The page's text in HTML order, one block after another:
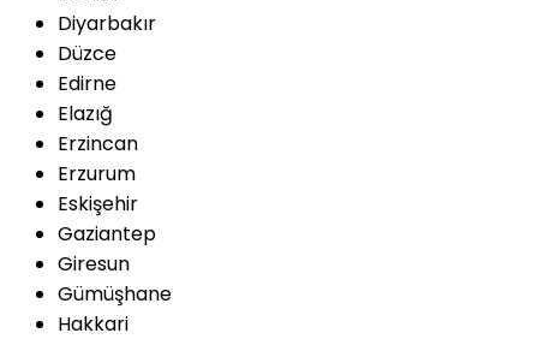
Diyarbakır
Düzce
Edirne
Elazığ
Erzincan
Erzurum
Eskişehir
Gaziantep
Giresun
Gümüşhane
Hakkari